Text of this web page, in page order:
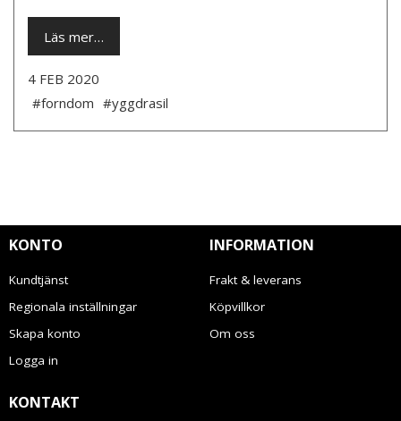
Läs mer…
4 FEB 2020
#forndom #yggdrasil
KONTO
Kundtjänst
Regionala inställningar
Skapa konto
Logga in
INFORMATION
Frakt & leverans
Köpvillkor
Om oss
KONTAKT